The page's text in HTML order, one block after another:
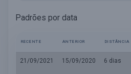
Padrões por data
RECENTE ANTERIOR DISTÂNCIA
21/09/2021 15/09/2020
6 dias